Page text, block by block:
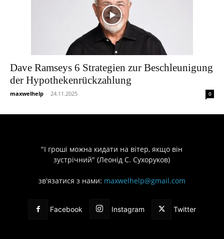
Dave Ramseys 6 Strategien zur Beschleunigung
der Hypothekenrückzahlung
maxwelhelp - 24.11.2025 0
"І гроші можна кидати на вітер, якщо він
зустрічний" (Леонід С. Сухоруков)
зв'язатися з нами: maxwelhelp@gmail.com
Facebook Instagram Twitter